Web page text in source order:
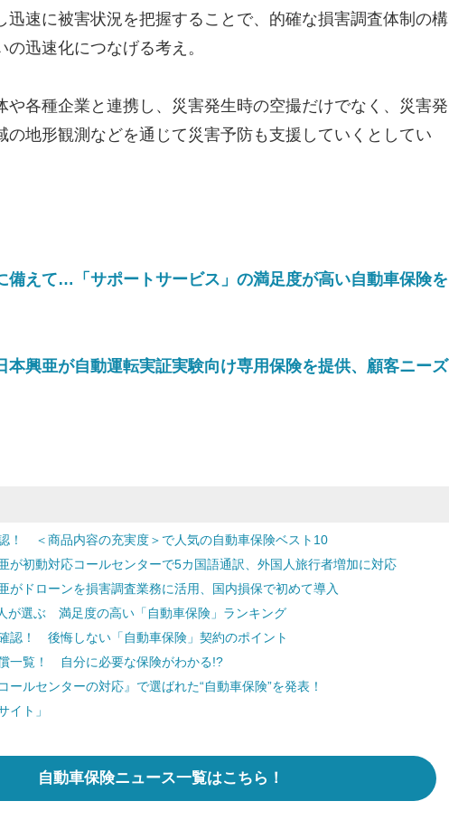
迅速に被害状況を把握することで、的確な損害調査体制の構
迅速化につなげる考え。
各種企業と連携し、災害発生時の空撮だけでなく、災害発
の地形観測などを通じて災害予防も支援していくとしてい
備えて…「サポートサービス」の満足度が高い自動車保険を
本興亜が自動運転実証実験向け専用保険を提供、顧客ニーズ
！ ＜商品内容の充実度＞で人気の自動車保険ベスト10
が初動対応コールセンターで5カ国語通訳、外国人旅行者増加に対応
がドローンを損害調査業務に活用、国内損保で初めて導入
が選ぶ 満足度の高い「自動車保険」ランキング
認！ 後悔しない「自動車保険」契約のポイント
償一覧！ 自分に必要な保険がわかる!?
ルセンターの対応』で選ばれた“自動車保険”を発表！
イト」
自動車保険ニュース一覧はこちら！